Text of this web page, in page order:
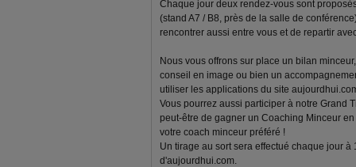
Chaque jour deux rendez-vous sont
(stand A7 / B8, près de la salle de
rencontrer aussi entre vous et de repartir
Nous vous offrons sur place un bilan
conseil en image ou bien un
utiliser les applications du site
Vous pourrez aussi participer à notre Grand
peut-être de gagner un Coaching Minceur
votre coach minceur préféré !
Un tirage au sort sera effectué chaque jour à
d'aujourdhui.com.